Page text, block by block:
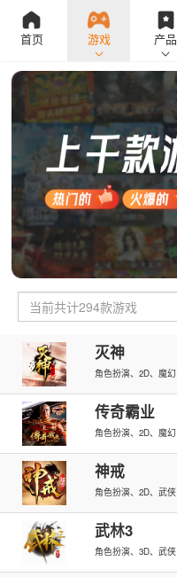
首页 游戏 产品
灭神
角色扮演、2D、魔幻
传奇霸业
角色扮演、2D、魔幻
神戒
角色扮演、2D、武侠
武林3
角色扮演、3D、武侠